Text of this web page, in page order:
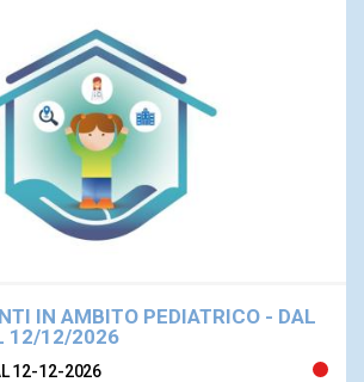
IN AMBITO PEDIATRICO - DAL
12/12/2026
12-12-2026